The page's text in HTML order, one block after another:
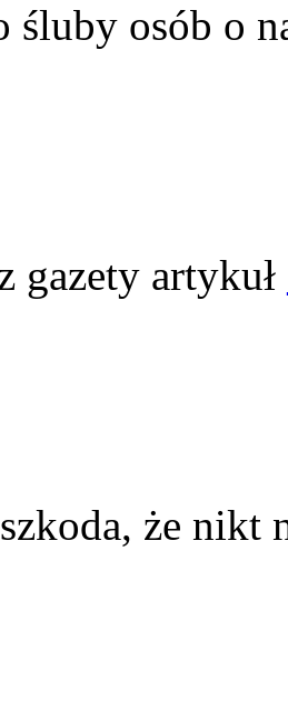
śluby osób o
gazety artykuł
że nikt